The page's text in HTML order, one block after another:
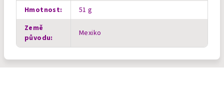
Hmotnost:
51 g
Země
původu: Mexiko